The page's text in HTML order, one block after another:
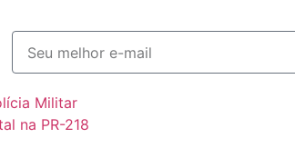
Militar
na PR-218